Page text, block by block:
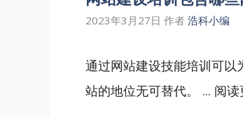
2023年3月27日 作者 浩科小编
通过网站建设技能培训可以
站的地位无可替代。 ... 阅读